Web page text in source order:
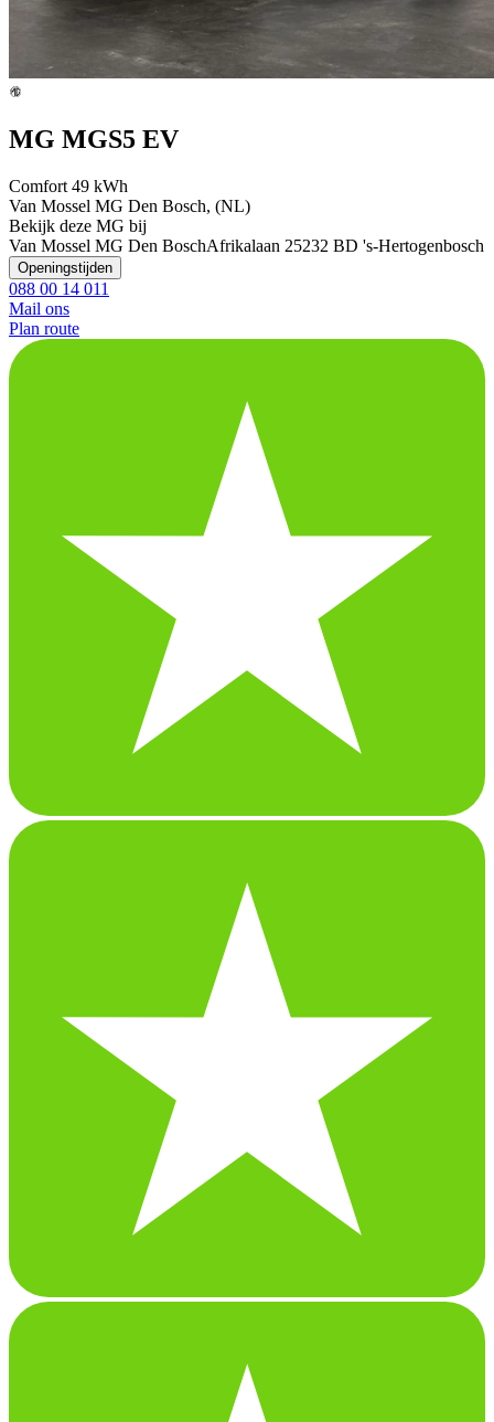
MG MGS5 EV
Comfort 49 kWh
Van Mossel MG Den Bosch, (NL)
Bekijk deze MG bij
Van Mossel MG Den BoschAfrikalaan 25232 BD 's-Hertogenbosch
Openingstijden
088 00 14 011
Mail ons
Plan route